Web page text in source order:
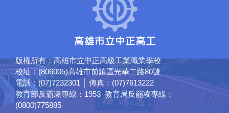
版權所有：高雄市立中正高級工業職業學校
校址：(806005)高雄市前鎮區光華二路80號
電話：(07)7232301 │ 傳真：(07)7613222
教育部反霸凌專線：1953 教育局反罷凌專線：
(0800)775885